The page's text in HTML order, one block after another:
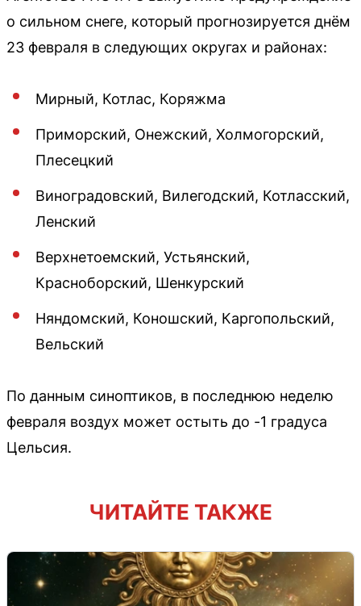
о сильном снеге, который прогнозируется днём
23 февраля в следующих округах и районах:
Мирный, Котлас, Коряжма
Приморский, Онежский, Холмогорский,
Плесецкий
Виноградовский, Вилегодский, Котласский,
Ленский
Верхнетоемский, Устьянский,
Красноборский, Шенкурский
Няндомский, Коношский, Каргопольский,
Вельский
По данным синоптиков, в последнюю неделю
февраля воздух может остыть до -1 градуса
Цельсия.
ЧИТАЙТЕ ТАКЖЕ